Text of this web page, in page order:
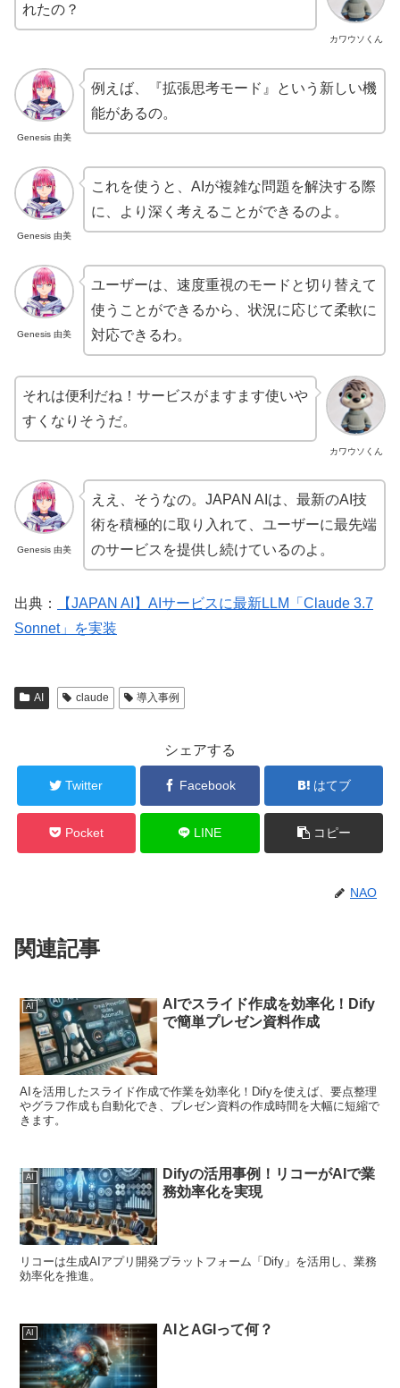
カワウソくん
れたの？
Genesis 由美
例えば、『拡張思考モード』という新しい機
能があるの。
Genesis 由美
これを使うと、AIが複雑な問題を解決する際
に、より深く考えることができるのよ。
Genesis 由美
ユーザーは、速度重視のモードと切り替えて
使うことができるから、状況に応じて柔軟に
対応できるわ。
カワウソくん
それは便利だね！サービスがますます使いや
すくなりそうだ。
Genesis 由美
ええ、そうなの。JAPAN AIは、最新のAI技
術を積極的に取り入れて、ユーザーに最先端
のサービスを提供し続けているのよ。
出典：
【JAPAN AI】AIサービスに最新LLM「Claude 3.7
Sonnet」を実装
AI claude 導入事例
シェアする
Twitter Facebook はてブ
Pocket LINE コピー
NAO
関連記事
AI
AIでスライド作成を効率化！Dify
で簡単プレゼン資料作成
AIを活用したスライド作成で作業を効率化！Difyを使えば、要点整理
やグラフ作成も自動化でき、プレゼン資料の作成時間を大幅に短縮で
きます。
AI
Difyの活用事例！リコーがAIで業
務効率化を実現
リコーは生成AIアプリ開発プラットフォーム「Dify」を活用し、業務
効率化を推進。
AI AIとAGIって何？